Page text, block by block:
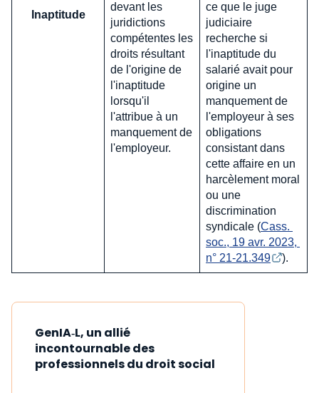
Inaptitude
devant les
juridictions
compétentes les
droits résultant
de l'origine de
l'inaptitude
lorsqu'il
l'attribue à un
manquement de
l'employeur.
ce que le juge
judiciaire
recherche si
l'inaptitude du
salarié avait pour
origine un
manquement de
l'employeur à ses
obligations
consistant dans
cette affaire en un
harcèlement moral
ou une
discrimination
syndicale (Cass.
soc., 19 avr. 2023,
n° 21-21.349
).
GenIA‑L, un allié
incontournable des
professionnels du droit social